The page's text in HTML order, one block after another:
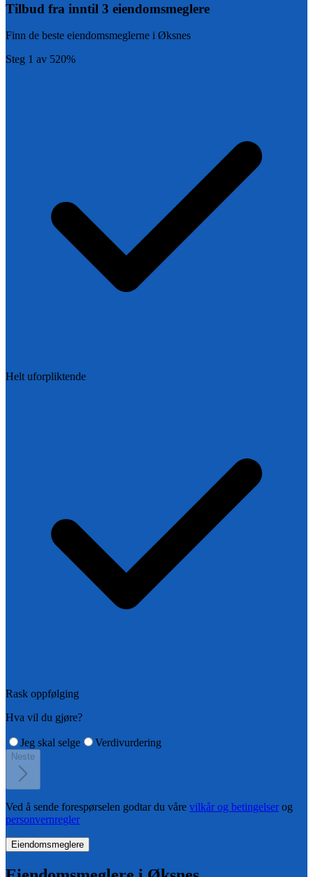
Tilbud fra inntil 3 eiendomsmeglere
Finn de beste eiendomsmeglerne i Øksnes
Steg 1 av 520%
Helt uforpliktende
Rask oppfølging
Hva vil du gjøre?
Jeg skal selge Verdivurdering
Neste
Ved å sende forespørselen godtar du våre vilkår og betingelser og
personvernregler
Eiendomsmeglere